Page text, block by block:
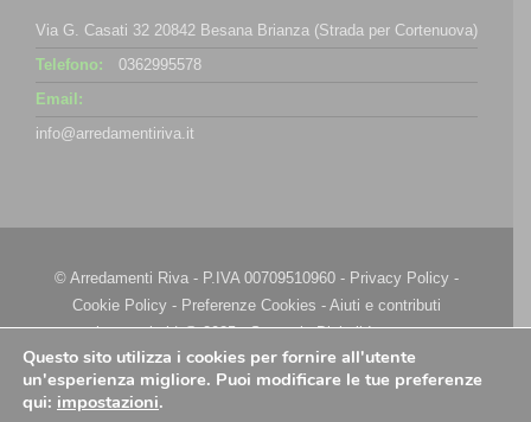
Via G. Casati 32 20842 Besana Brianza (Strada per Cortenuova)
Telefono:
0362995578
Email:
info@arredamentiriva.it
© Arredamenti Riva - P.IVA 00709510960 - Privacy Policy -
Cookie Policy - Preferenze Cookies - Aiuti e contributi
riconosciuti| @ 2025 - Strategie Digitali Innovea
Questo sito utilizza i cookies per fornire all'utente
un'esperienza migliore. Puoi modificare le tue preferenze
qui: impostazioni.